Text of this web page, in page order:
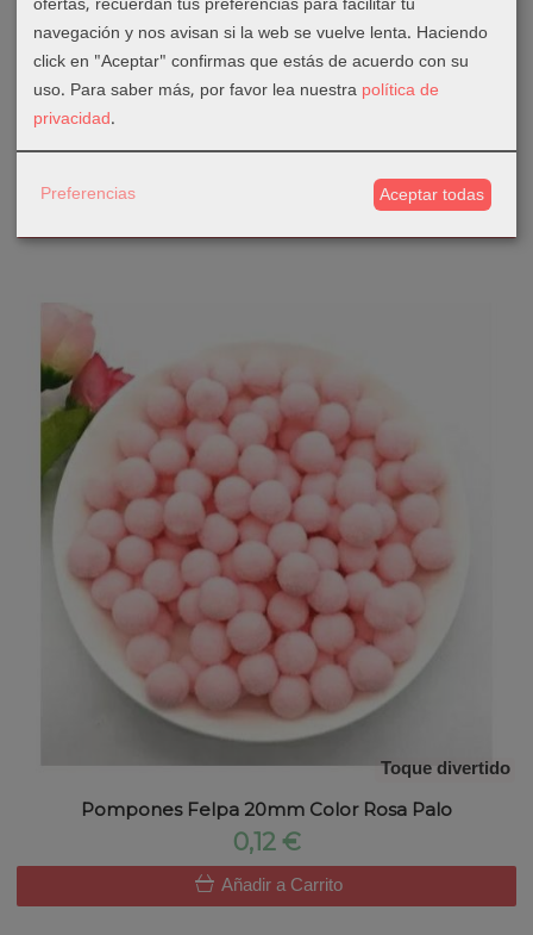
Toque divertido
Toque divertido
Pompones Felpa 20mm Color Rosa Palo
0,12 €
Añadir a Carrito
navegación y nos avisan si la web se vuelve lenta. Haciendo
click en "Aceptar" confirmas que estás de acuerdo con su
uso. Para saber más, por favor lea nuestra política de
privacidad.
Preferencias Aceptar todas